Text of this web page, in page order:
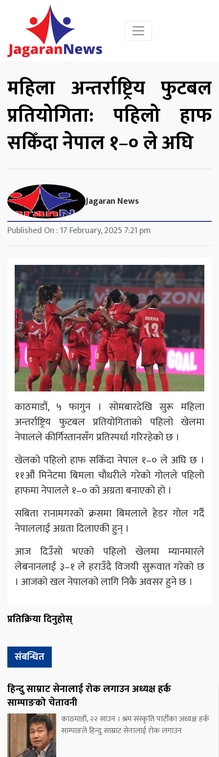
महिला अन्तर्राष्ट्रिय फुटबल
प्रतियोगिता: पहिलो हाफ
सकिँदा नेपाल १–० ले अघि
Jagaran News
Published On : 17 February, 2025 7:21 pm
काठमाडौं, ५ फागुन । सोमबारदेखि सुरू महिला
अन्तर्राष्ट्रिय फुटबल प्रतियोगिताको पहिलो खेलमा
नेपालले कीर्गिस्तानसँग प्रतिस्पर्धा गरिरहेको छ ।
खेलको पहिलो हाफ सकिँदा नेपाल १–० ले अघि छ ।
११औं मिनेटमा बिमला चौधरीले गरेको गोलले पहिलो
हाफमा नेपालले १–० को अग्रता बनाएको हो ।
सबिता रानामगरको क्रसमा बिमलाले हेडर गोल गर्दै
नेपाललाई अग्रता दिलाएकी हुन् ।
आज दिउँसो भएको पहिलो खेलमा म्यानमारले
लेबनानलाई ३–१ ले हराउँदै विजयी सुरूवात गरेको छ
। आजको खल नेपालको लागि निकै अवसर हुने छ ।
प्रतिक्रिया दिनुहोस्
संबन्धित
हिन्दु साम्राट सेनालाई रोक लगाउन अध्यक्ष हर्क
साम्पाङको चेतावनी
काठमाडौं, २२ साउन । श्रम संस्कृति पार्टीका अध्यक्ष हर्क
साम्पाङले हिन्दु साम्राट सेनालाई रोक लगाउन